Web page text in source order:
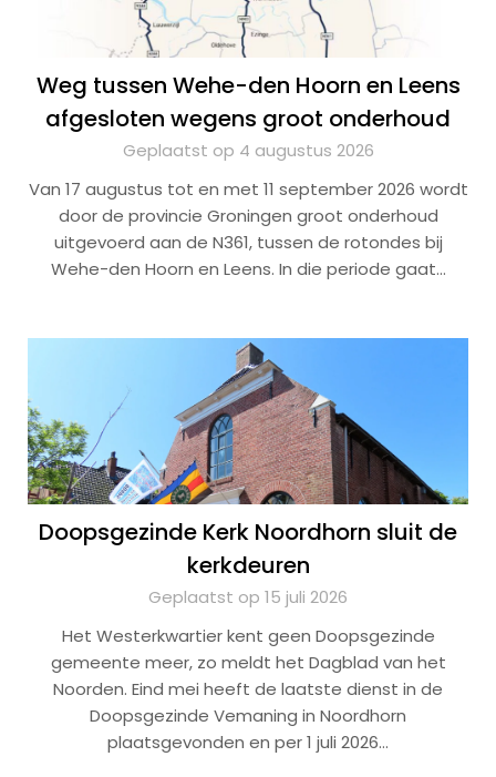
Weg tussen Wehe-den Hoorn en Leens
afgesloten wegens groot onderhoud
Geplaatst op 4 augustus 2026
Van 17 augustus tot en met 11 september 2026 wordt
door de provincie Groningen groot onderhoud
uitgevoerd aan de N361, tussen de rotondes bij
Wehe-den Hoorn en Leens. In die periode gaat…
Doopsgezinde Kerk Noordhorn sluit de
kerkdeuren
Geplaatst op 15 juli 2026
Het Westerkwartier kent geen Doopsgezinde
gemeente meer, zo meldt het Dagblad van het
Noorden. Eind mei heeft de laatste dienst in de
Doopsgezinde Vemaning in Noordhorn
plaatsgevonden en per 1 juli 2026…